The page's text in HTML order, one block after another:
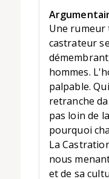
Une rumeur
castrateur
hommes.
palpable.
retranche
pas loin de
pourquoi
La
nous
et de sa